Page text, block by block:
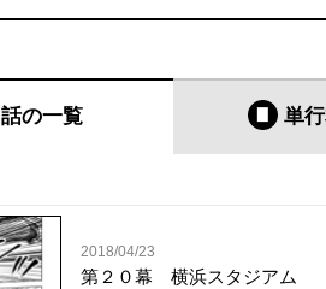
話の一覧 単
2018/04/23
第２０幕 横浜スタジアム